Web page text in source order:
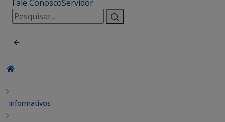
Fale ConoscoServidor
Pesquisar
por:
Informativos